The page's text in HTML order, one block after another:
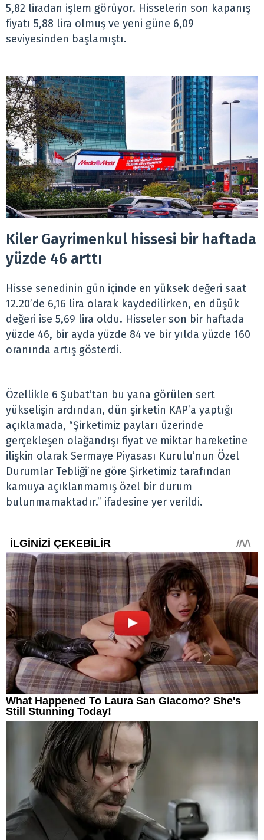
5,82 liradan işlem görüyor. Hisselerin son kapanış
fiyatı 5,88 lira olmuş ve yeni güne 6,09
seviyesinden başlamıştı.
Kiler Gayrimenkul hissesi bir haftada
yüzde 46 arttı
Hisse senedinin gün içinde en yüksek değeri saat
12.20’de 6,16 lira olarak kaydedilirken, en düşük
değeri ise 5,69 lira oldu. Hisseler son bir haftada
yüzde 46, bir ayda yüzde 84 ve bir yılda yüzde 160
oranında artış gösterdi.
Özellikle 6 Şubat’tan bu yana görülen sert
yükselişin ardından, dün şirketin KAP’a yaptığı
açıklamada, “Şirketimiz payları üzerinde
gerçekleşen olağandışı fiyat ve miktar hareketine
ilişkin olarak Sermaye Piyasası Kurulu’nun Özel
Durumlar Tebliği’ne göre Şirketimiz tarafından
kamuya açıklanmamış özel bir durum
bulunmamaktadır.” ifadesine yer verildi.